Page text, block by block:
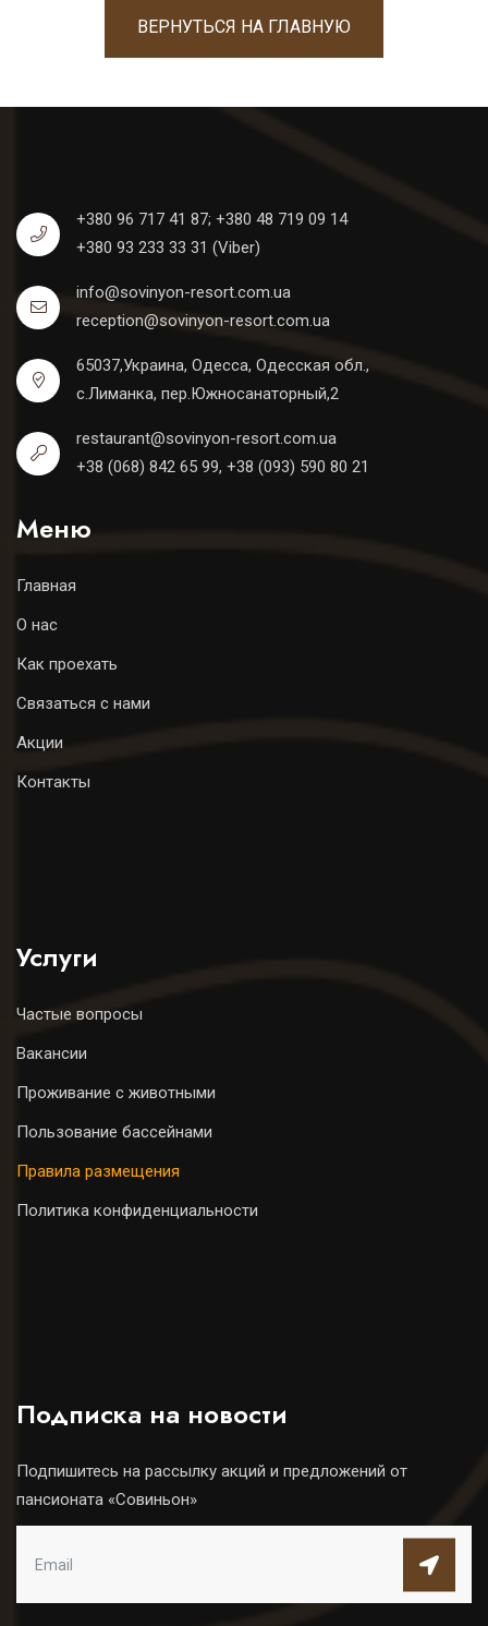
ВЕРНУТЬСЯ НА ГЛАВНУЮ
+380 96 717 41 87; +380 48 719 09 14
+380 93 233 33 31 (Viber)
info@sovinyon-resort.com.ua
reception@sovinyon-resort.com.ua
65037,Украина, Одесса, Одесская обл.,
с.Лиманка, пер.Южносанаторный,2
restaurant@sovinyon-resort.com.ua
+38 (068) 842 65 99, +38 (093) 590 80 21
Меню
Главная
О нас
Как проехать
Связаться с нами
Акции
Контакты
Услуги
Частые вопросы
Вакансии
Проживание с животными
Пользование бассейнами
Правила размещения
Политика конфиденциальности
Подписка на новости
Подпишитесь на рассылку акций и предложений от
пансионата «Совиньон»